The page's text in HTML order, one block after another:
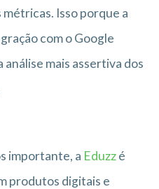
Isso porque a
com o Google
mais assertiva dos
importante, a Eduzzé
produtos digitais e